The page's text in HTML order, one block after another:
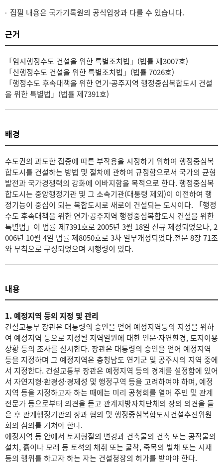
집필 내용은 국가기록원의 공식입장과 다를 수 있습니다.
근거
「임시행정수도 건설을 위한 특별조치법」(법률 제3007호)
「신행정수도 건설을 위한 특별조치법」(법률 7026호)
「행정수도 후속대책을 위한 연기·공주지역 행정중심복합도시 건설
을 위한 특별법」(법률 제7391호)
배경
수도권의 과도한 집중에 따른 부작용을 시정하기 위하여 행정중심복
합도시를 건설하는 방법 및 절차에 관하여 규정함으로서 국가의 균형
발전과 국가경쟁력의 강화에 이바지함을 목적으로 한다. 행정중심복
합도시는 중앙행정기관 및 그 소속기관(대통령 제외)이 이전하여 행
정기능이 중심이 되는 복합도시로 새로이 건설되는 도시이다. 「행정
수도 후속대책을 위한 연기·공주지역 행정중심복합도시 건설을 위한
특별법」이 법률 제7391호로 2005년 3월 18일 신규 제정되었으나, 2
006년 10월 4일 법률 제8050호로 3차 일부개정되었다.전문 8장 71조
와 부칙으로 구성되었으며 시행령이 있다.
내용
1. 예정지역 등의 지정 및 관리
건설교통부 장관은 대통령의 승인을 얻어 예정지역등의 지정을 위하
여 예정지역 등으로 지정될 지역일원에 대한 인문·자연환경, 토지이용
상황 등의 조사를 실시한다. 장관은 대통령의 승인을 얻어 예정지역
등을 지정하며 그 예정지역은 충청남도 연기군 및 공주시의 지역 중에
서 지정한다. 건설교통부 장관은 예정지역 등의 경계를 설정함에 있어
서 자연지형·환경성·경제성 및 행정구역 등을 고려하여야 하며, 예정
지역 등을 지정하고자 하는 때에는 미리 공청회를 열어 주민 및 관계
전문가 등으로부터 의견을 듣고 관계지방자치단체의 장의 의견을 들
은 후 관계행정기관의 장과 협의 및 행정중심복합도시건설추진위원
회의 심의를 거쳐야 한다.
예정지역 등 안에서 토지형질의 변경과 건축물의 건축 또는 공작물의
설치, 흙이나 모래 등 토석의 채취 또는 굴착, 죽목의 벌채 또는 시재
등의 행위를 하고자 하는 자는 건설청장의 허가를 받아야 한다.